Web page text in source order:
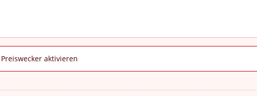
Preiswecker aktivieren